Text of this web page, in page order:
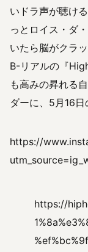
いドラ声が聴け
っとロイス・ダ
いたら脳がクラ
B-リアルの『
も高みの昇れる
ダーに、5月16日
https://
https://